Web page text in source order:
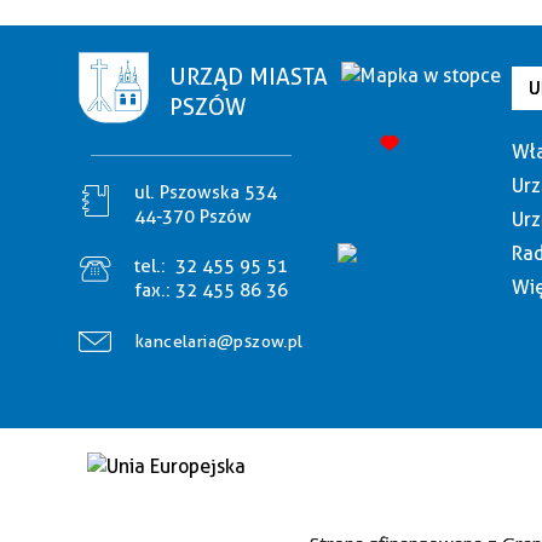
URZĄD MIASTA
PSZÓW
ul. Pszowska 534
44-370 Pszów
tel.: 32 455 95 51
fax.: 32 455 86 36
kancelaria@pszow.pl